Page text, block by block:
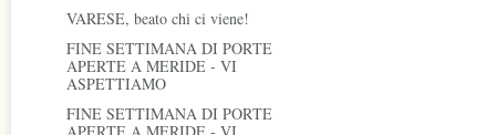
VARESE, beato chi ci viene!
FINE SETTIMANA DI PORTE
APERTE A MERIDE - VI
ASPETTIAMO
FINE SETTIMANA DI PORTE